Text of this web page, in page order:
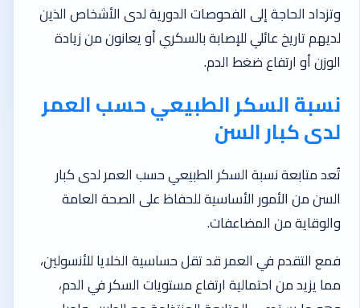
وتزداد الحاجة إلى الفحوصات الدورية لدى الأشخاص الذين
لديهم تاريخ عائلي للإصابة بالسكري أو يعانون من زيادة
الوزن أو ارتفاع ضغط الدم.
نسبة السكر الطبيعي حسب العمر
لدى كبار السن
تُعد متابعة نسبة السكر الطبيعي حسب العمر لدى كبار
السن من الأمور الأساسية للحفاظ على الصحة العامة
والوقاية من المضاعفات.
فمع التقدم في العمر قد تقل حساسية الخلايا للأنسولين،
مما يزيد من احتمالية ارتفاع مستويات السكر في الدم،